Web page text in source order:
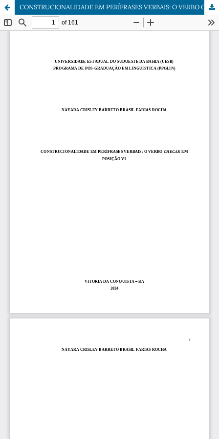
CONSTRUCIONALIDADE EM PERÍFRASES VERBAIS: O VERBO CHEGAR EM POSIÇÃO V1